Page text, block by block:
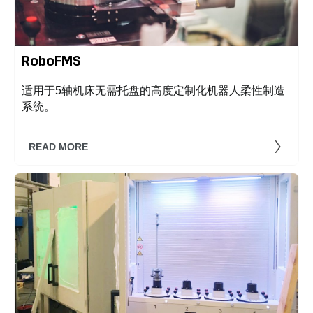
RoboFMS
适用于5轴机床无需托盘的高度定制化机器人柔性制造
系统。
READ MORE